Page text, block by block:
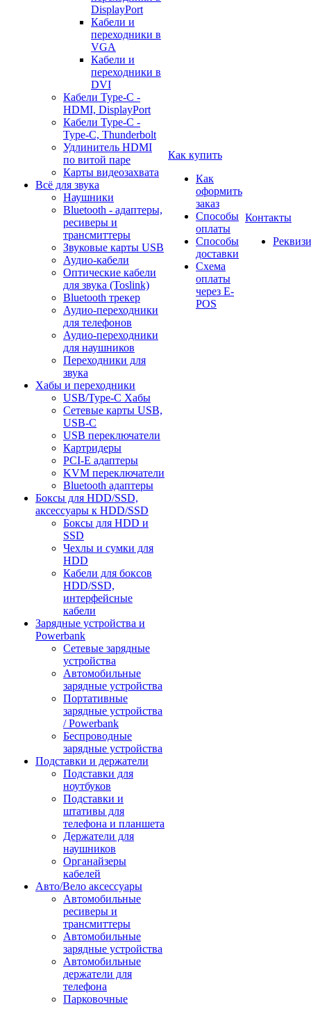
DisplayPort
Кабели и
переходники в
VGA
Кабели и
переходники в
DVI
Кабели Type-C -
HDMI, DisplayPort
Кабели Type-C -
Type-C, Thunderbolt
Удлинитель HDMI
по витой паре
Карты видеозахвата
Всё для звука
Наушники
Bluetooth - адаптеры,
ресиверы и
трансмиттеры
Звуковые карты USB
Аудио-кабели
Оптические кабели
для звука (Toslink)
Bluetooth трекер
Аудио-переходники
для телефонов
Аудио-переходники
для наушников
Переходники для
звука
Хабы и переходники
USB/Type-C Хабы
Сетевые карты USB,
USB-C
USB переключатели
Картридеры
PCI-E адаптеры
KVM переключатели
Bluetooth адаптеры
Боксы для HDD/SSD,
аксессуары к HDD/SSD
Боксы для HDD и
SSD
Чехлы и сумки для
HDD
Кабели для боксов
HDD/SSD,
интерфейсные
кабели
Зарядные устройства и
Powerbank
Сетевые зарядные
устройства
Автомобильные
зарядные устройства
Портативные
зарядные устройства
/ Powerbank
Беспроводные
зарядные устройства
Подставки и держатели
Подставки для
ноутбуков
Подставки и
штативы для
телефона и планшета
Держатели для
наушников
Органайзеры
кабелей
Авто/Вело аксессуары
Автомобильные
ресиверы и
трансмиттеры
Автомобильные
зарядные устройства
Автомобильные
держатели для
телефона
Парковочные
Как купить
Как
оформить
заказ
Способы
оплаты
Способы
доставки
Схема
оплаты
через E-
POS
Контакты